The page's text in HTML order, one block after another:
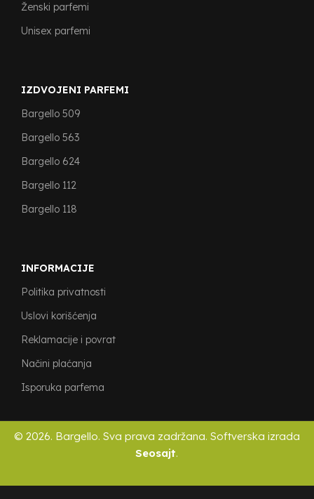
Ženski parfemi
Unisex parfemi
IZDVOJENI PARFEMI
Bargello 509
Bargello 563
Bargello 624
Bargello 112
Bargello 118
INFORMACIJE
Politika privatnosti
Uslovi korišćenja
Reklamacije i povrat
Načini plaćanja
Isporuka parfema
© 2026. Bargello. Sva prava zadržana. Softverska izrada
Seosajt.